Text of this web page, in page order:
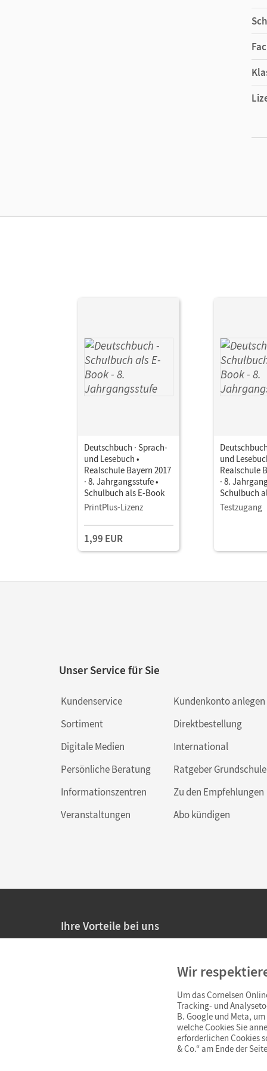
Deutschbuch · Sprach-
und Lesebuch •
Realschule Bayern 2017
· 8. Jahrgangsstufe •
Schulbuch als E-Book
PrintPlus-Lizenz
1,99 EUR
und
Realschule
· 8.
Schulbuch
Testzugang
Unser Service für Sie
Kundenservice
Sortiment
Digitale Medien
Persönliche Beratung
Informationszentren
Veranstaltungen
Kundenkonto anlegen
Direktbestellung
International
Ratgeber Grundschule
Zu den Empfehlungen
Abo kündigen
Ihre Vorteile bei uns
Persönliche Angebote für Lehrkräfte
Sicheres Einkaufen mit SSL-Verschlüsselung
Widerrufsfristvon 4 Wochen
Schnelle und einfache Retourenabwicklung
Wir
Um das Cornelsen
Tracking- und
B. Google und Meta,
welche Cookies Sie
erforderlichen Cookies
& Co.“ am Ende der